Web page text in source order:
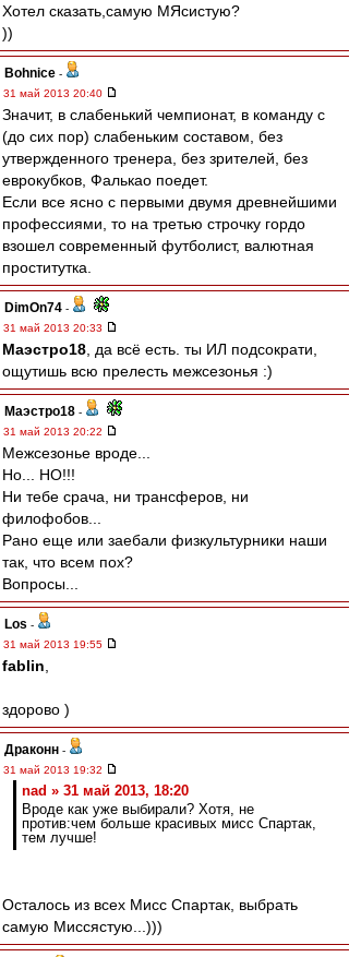
Хотел сказать,самую МЯсистую?
))
Bohnice -
31 май 2013 20:40
Значит, в слабенький чемпионат, в команду с
(до сих пор) слабеньким составом, без
утвержденного тренера, без зрителей, без
еврокубков, Фалькао поедет.
Если все ясно с первыми двумя древнейшими
профессиями, то на третью строчку гордо
взошел современный футболист, валютная
проститутка.
DimOn74 -
31 май 2013 20:33
Маэстро18 , да всё есть. ты ИЛ подсократи,
ощутишь всю прелесть межсезонья :)
Маэстро18 -
31 май 2013 20:22
Межсезонье вроде...
Но... НО!!!
Ни тебе срача, ни трансферов, ни
филофобов...
Рано еще или заебали физкультурники наши
так, что всем пох?
Вопросы...
Los -
31 май 2013 19:55
fablin
здорово )
Драконн -
31 май 2013 19:32
nad » 31 май 2013, 18:20
Вроде как уже выбирали? Хотя, не
против:чем больше красивых мисс Спартак,
тем лучше!
Осталось из всех Мисс Спартак, выбрать
самую Миссястую...)))